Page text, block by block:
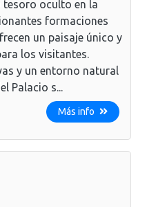
tesoro oculto en la
formaciones
un paisaje único y
los visitantes.
y un entorno natural
Palacio s...
Más info